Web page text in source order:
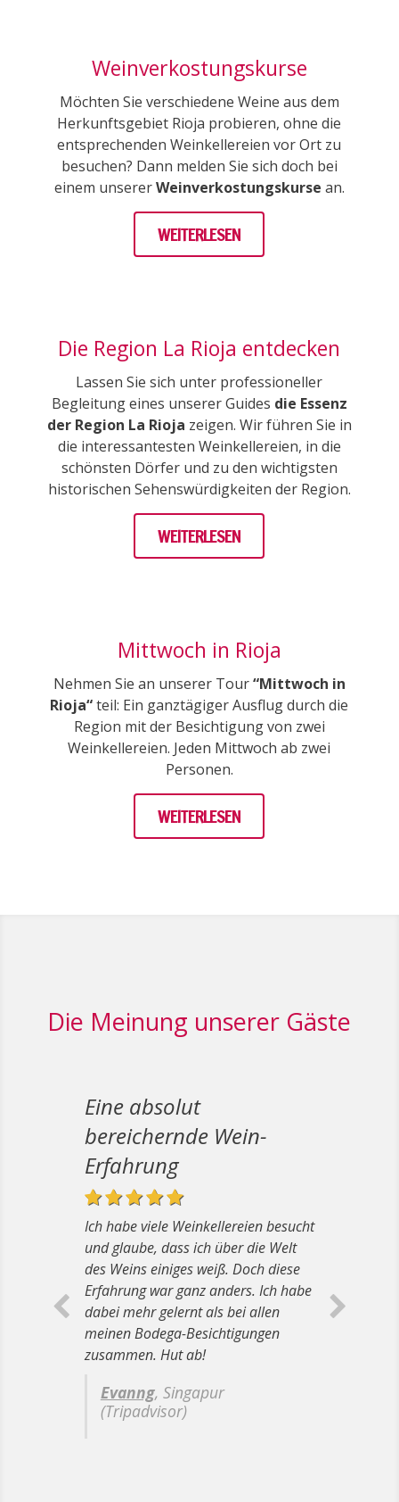
Weinverkostungskurse
Möchten Sie verschiedene Weine aus dem
Herkunftsgebiet Rioja probieren, ohne die
entsprechenden Weinkellereien vor Ort zu
besuchen? Dann melden Sie sich doch bei
einem unsererWeinverkostungskurse an.
WEITERLESEN
Die Region La Rioja entdecken
Lassen Sie sich unter professioneller
Begleitung eines unserer Guides die Essenz
der Region La Rioja zeigen. Wir führen Sie in
die interessantesten Weinkellereien, in die
schönsten Dörfer und zu den wichtigsten
historischen Sehenswürdigkeiten der Region.
WEITERLESEN
Mittwoch in Rioja
Nehmen Sie an unserer Tour“Mittwoch in
Rioja“teil: Ein ganztägiger Ausflug durch die
Region mit der Besichtigung von zwei
Weinkellereien. Jeden Mittwoch ab zwei
Personen.
WEITERLESEN
Die Meinung unserer Gäste
Eine absolut
bereichernde Wein-
Erfahrung
Ich habe viele Weinkellereien besucht
und glaube, dass ich über die Welt
des Weins einiges weiß. Doch diese
Erfahrung war ganz anders. Ich habe
dabei mehr gelernt als bei allen
meinen Bodega-Besichtigungen
zusammen. Hut ab!
Evanng, Singapur
(Tripadvisor)